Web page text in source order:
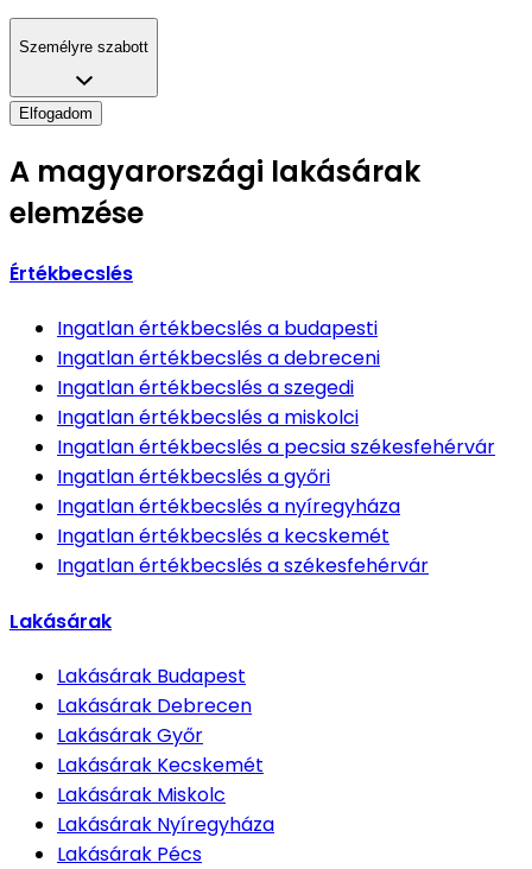
Személyre szabott
Elfogadom
A magyarországi lakásárak
elemzése
Értékbecslés
Ingatlan értékbecslésa budapesti
Ingatlan értékbecslésa debreceni
Ingatlan értékbecslésa szegedi
Ingatlan értékbecslésa miskolci
Ingatlan értékbecslésa pecsia székesfehérvár
Ingatlan értékbecslésa győri
Ingatlan értékbecslésa nyíregyháza
Ingatlan értékbecslésa kecskemét
Ingatlan értékbecslésa székesfehérvár
Lakásárak
Lakásárak Budapest
Lakásárak Debrecen
LakásárakGyőr
Lakásárak Kecskemét
Lakásárak Miskolc
Lakásárak Nyíregyháza
Lakásárak Pécs